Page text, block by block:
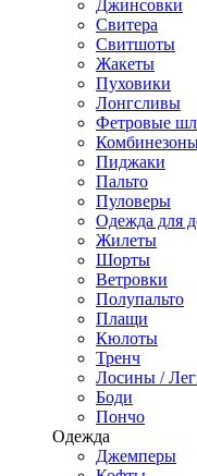
Джинсовки
Свитера
Свитшоты
Жакеты
Пуховики
Лонгсливы
Фетровые
Пиджаки
Пальто
Пуловеры
Одежда для
Жилеты
Шорты
Ветровки
Полупальто
Плащи
Кюлоты
Тренч
Лосины /
Боди
Пончо
Одежда
Джемперы